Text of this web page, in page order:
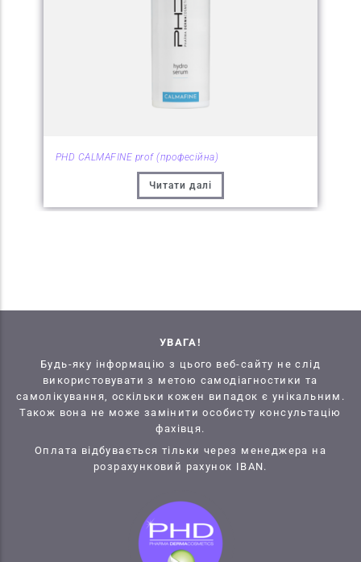
PHD CALMAFINE prof (професійна)
Читати далі
УВАГА!
Будь-яку інформацію з цього веб-сайту не слід
використовувати з метою самодіагностики та
самолікування, оскільки кожен випадок є унікальним.
Також вона не може замінити особисту консультацію
фахівця.
Оплата відбувається тільки через менеджера на
розрахунковий рахунок IBAN.